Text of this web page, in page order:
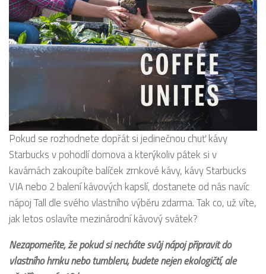
Pokud se rozhodnete dopřát si jedinečnou chuť kávy
Starbucks v pohodlí domova a kterýkoliv pátek si v
kavárnách zakoupíte balíček zrnkové kávy, kávy Starbucks
VIA nebo 2 balení kávových kapslí, dostanete od nás navíc
nápoj Tall dle svého vlastního výběru zdarma. Tak co, už víte,
jak letos oslavíte mezinárodní kávový svátek?
Nezapomeňte, že pokud si necháte svůj nápoj připravit do
vlastního hrnku nebo tumbleru, budete nejen ekologičtí, ale